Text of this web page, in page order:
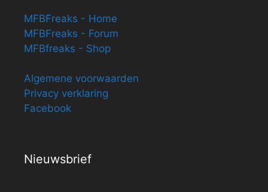
MFBFreaks - Home
MFBFreaks - Forum
MFBfreaks - Shop
Algemene voorwaarden
Privacy verklaring
Facebook
Nieuwsbrief